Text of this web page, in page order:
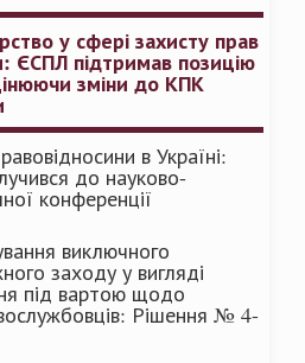
у сфері захисту прав
ЄСПЛ підтримав позицію
зміни до КПК
в Україні:
до науково-
конференції
виключного
заходу у вигляді
під вартою щодо
Рішення № 4-